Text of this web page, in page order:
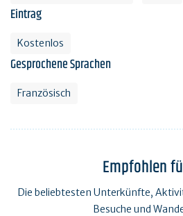
Eintrag
Kostenlos
Gesprochene Sprachen
Französisch
Empfohlen
Die beliebtesten Unterkünfte,
Besuche und